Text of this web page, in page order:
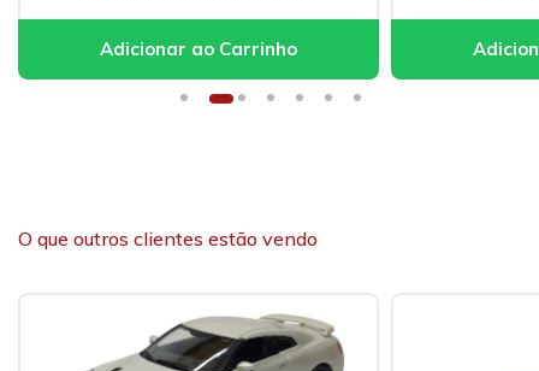
O que outros clientes estão vendo